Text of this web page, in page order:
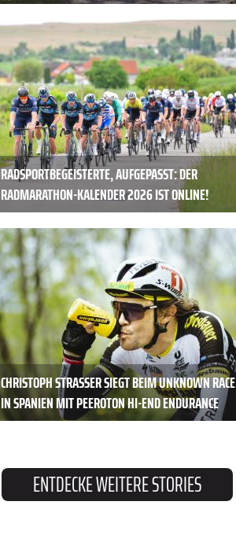
RADSPORTBEGEISTERTE, AUFGEPASST: DER
RADMARATHON-KALENDER 2026 IST ONLINE!
CHRISTOPH STRASSER SIEGT BEIM UNKNOWN RACE
IN SPANIEN MIT PEEROTON HI-END ENDURANCE
ENTDECKE WEITERE STORIES